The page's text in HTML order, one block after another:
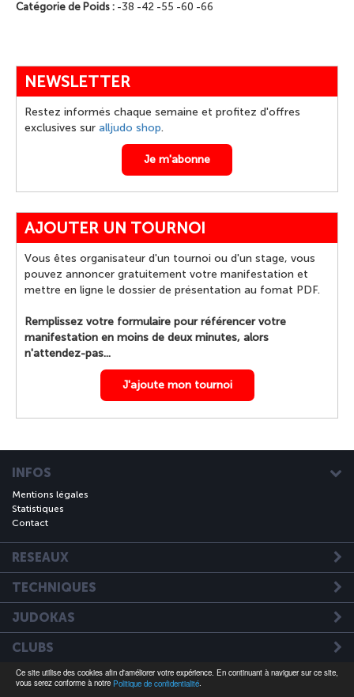
Catégorie de Poids : -38 -42 -55 -60 -66
NEWSLETTER
Restez informés chaque semaine et profitez d'offres
exclusives sur alljudo shop.
Je m'abonne
AJOUTER UN TOURNOI
Vous êtes organisateur d'un tournoi ou d'un stage, vous
pouvez annoncer gratuitement votre manifestation et
mettre en ligne le dossier de présentation au fomat PDF.
Remplissez votre formulaire pour référencer votre
manifestation en moins de deux minutes, alors
n'attendez-pas...
J'ajoute mon tournoi
INFOS
Mentions légales
Statistiques
Contact
RESEAUX
TECHNIQUES
JUDOKAS
CLUBS
A VISITER
Ce site utilise des cookies afin d'améliorer votre expérience. En continuant à naviguer sur ce site,
vous serez conforme à notre Politique de confidentialité.